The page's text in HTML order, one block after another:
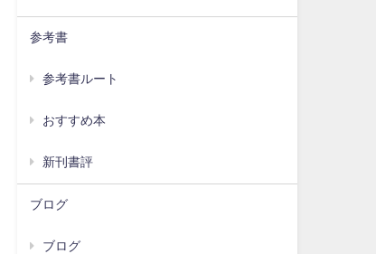
参考書
参考書ルート
おすすめ本
新刊書評
ブログ
ブログ